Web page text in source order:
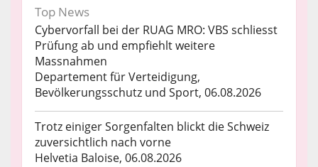
Top News
Cybervorfall bei der RUAG MRO: VBS schliesst
Prüfung ab und empfiehlt weitere
Massnahmen
Departement für Verteidigung,
Bevölkerungsschutz und Sport, 06.08.2026
Trotz einiger Sorgenfalten blickt die Schweiz
zuversichtlich nach vorne
Helvetia Baloise, 06.08.2026